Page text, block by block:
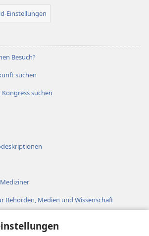
Einstellungen
Besuch?
suchen
suchen
Behörden, Medien und Wissenschaft